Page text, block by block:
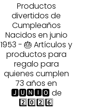
Productos
divertidos de
Cumpleaños
Nacidos en junio
1953 - 🎂 Artículos y
productos para
regalo para
quienes cumplen
73 años en
🅹🆄🅽🅸🅾 de
2️⃣0️⃣2️⃣6️⃣